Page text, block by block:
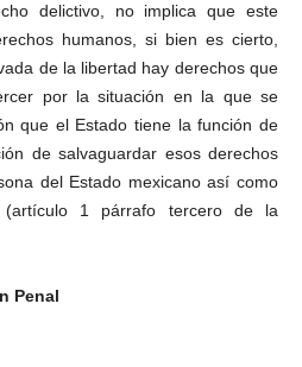
delictivo, no implica que este
humanos, si bien es cierto,
de la libertad hay derechos que
por la situación en la que se
que el Estado tiene la función de
de salvaguardar esos derechos
del Estado mexicano así como
1 párrafo tercero de la
Penal